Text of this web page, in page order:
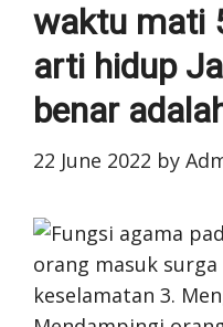
waktu mati
arti hidup
benar
22 June 2022 by